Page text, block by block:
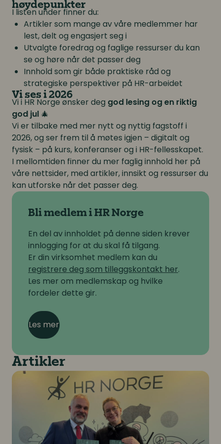
høydepunkter
I listen under finner du:
Artikler som mange av våre medlemmer har
lest, delt og engasjert seg i
Utvalgte foredrag og faglige ressurser du kan
se og høre når det passer deg
Innhold som gir både praktiske råd og
strategiske perspektiver på HR-arbeidet
Vi ses i 2026
Vi i HR Norge ønsker deg god lesing og en riktig
god jul 🎄
Vi er tilbake med mer nytt og nyttig fagstoff i
2026, og ser frem til å møtes igjen – digitalt og
fysisk – på kurs, konferanser og i HR-fellesskapet.
I mellomtiden finner du mer faglig innhold her på
våre nettsider, med artikler, innsikt og ressurser du
kan utforske når det passer deg.
Bli medlem i HR Norge
En del av innholdet på denne siden krever
innlogging for at du skal få tilgang.
Er din virksomhet medlem kan du
registrere deg som tilleggskontakt her.
Les mer om medlemskap og hvilke
fordeler dette gir.
Les mer
Artikler
Nytt medlemsgode: KI-veileder for HR og ledere